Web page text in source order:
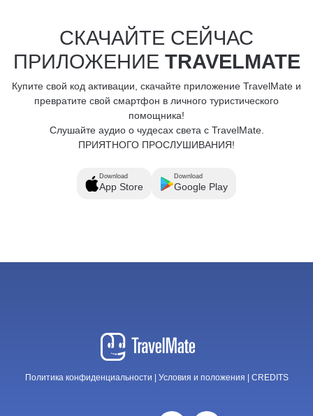
СКАЧАЙТЕ СЕЙЧАС
ПРИЛОЖЕНИЕ TRAVELMATE
Купите свой код активации, скачайте приложение TravelMate и
превратите свой смартфон в личного туристического
помощника!
Слушайте аудио о чудесах света с TravelMate.
ПРИЯТНОГО ПРОСЛУШИВАНИЯ!
Download
App Store
Download
Google Play
Политика конфиденциальности Условия и положения CREDITS